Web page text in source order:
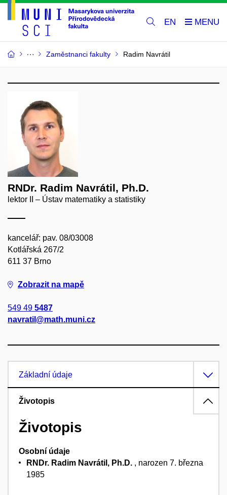
EN
Zaměstnanci fakulty Radim Navrátil
RNDr. Radim Navrátil, Ph.D.
lektor II – Ústav matematiky a statistiky
kancelář: pav. 08/03008
Kotlářská 267/2
611 37 Brno
Zobrazit na mapě
549 49 5487
navratil@math.muni.cz
Základní údaje
Životopis
Životopis
Osobní údaje
RNDr. Radim Navrátil, Ph.D. , narozen 7. března
1985